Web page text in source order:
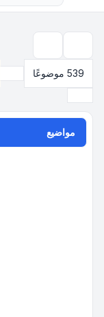
539 موضوعًا
مواضيع